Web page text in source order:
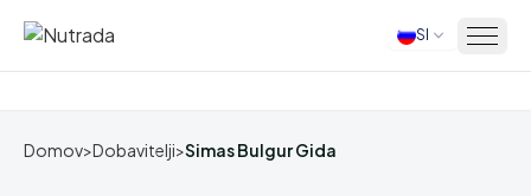
Domov SI
Domov>Dobavitelji>Simas Bulgur Gida